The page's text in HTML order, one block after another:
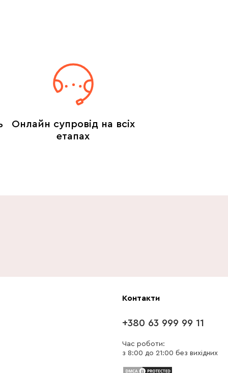
Онлайн супровід на всіх
етапах
Контакти
+380 63 999 99 11
Час роботи:
з 8:00 до 21:00 без вихідних